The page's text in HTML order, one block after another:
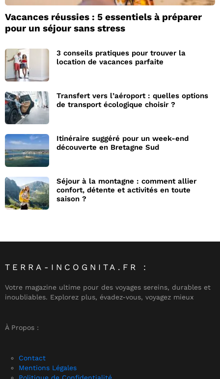
Vacances réussies : 5 essentiels à préparer
pour un séjour sans stress
3 conseils pratiques pour trouver la
location de vacances parfaite
Transfert vers l’aéroport : quelles options
de transport écologique choisir ?
Itinéraire suggéré pour un week-end
découverte en Bretagne Sud
Séjour à la montagne : comment allier
confort, détente et activités en toute
saison ?
TERRA-INCOGNITA.FR :
Votre magazine ultime pour des voyages sereins, durables et
inoubliables. Explorez plus, évadez-vous, voyagez mieux
À Propos :
Contact
Mentions Légales